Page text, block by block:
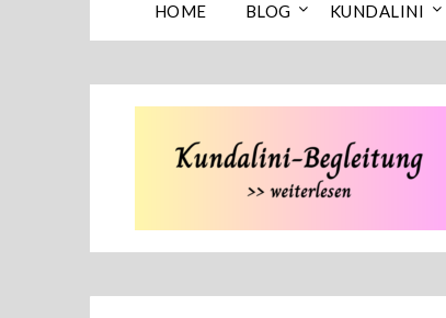
HOME BLOG KUNDALINI